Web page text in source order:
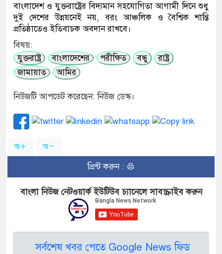
বাংলাদেশ ও যুক্তরাষ্ট্রের বিদ্যমান সহযোগিতা আগামী দিনে শুধু
দুই দেশের উন্নয়নেই নয়, বরং আঞ্চলিক ও বৈশ্বিক শান্তি
প্রতিষ্ঠাতেও ইতিবাচক অবদান রাখবে।
বিষয়:
যুক্তরাষ্ট্র
বাংলাদেশের পরীক্ষিত বন্ধু
রাষ্ট্র
জামায়াত
আমির
নিউজটি আপডেট করেছেন: নিউজ ডেস্ক।
অ অ
প্রিন্ট করুন :
বাংলা নিউজ নেটওয়ার্ক ইউটিউব চ্যানেলে সাবস্ক্রাইব করুন
সর্বশেষ খবর পেতে Google News ফিড